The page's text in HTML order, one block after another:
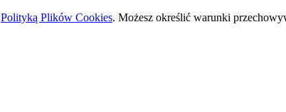
Polityką Plików Cookies. Możesz określić warunki